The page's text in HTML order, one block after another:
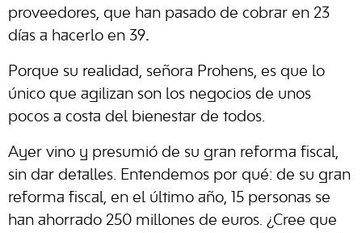
proveedores, que han pasado de cobrar en 23
días a hacerlo en 39.
Porque su realidad, señora Prohens, es que lo
único que agilizan son los negocios de unos
pocos a costa del bienestar de todos.
Ayer vino y presumió de su gran reforma fiscal,
sin dar detalles. Entendemos por qué: de su gran
reforma fiscal, en el último año, 15 personas se
han ahorrado 250 millones de euros. ¿Cree que